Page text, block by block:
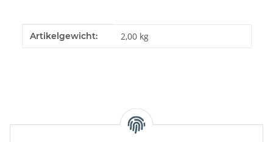
Produkteigenschaft
Wert
Artikelgewicht: 2,00 kg